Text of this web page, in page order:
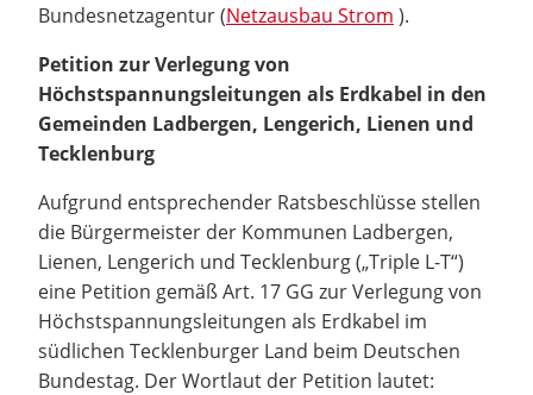
Bundesnetzagentur (Netzausbau Strom ).
Petition zur Verlegung von
Höchstspannungsleitungen als Erdkabel in den
Gemeinden Ladbergen, Lengerich, Lienen und
Tecklenburg
Aufgrund entsprechender Ratsbeschlüsse stellen
die Bürgermeister der Kommunen Ladbergen,
Lienen, Lengerich und Tecklenburg („Triple L-T“)
eine Petition gemäß Art. 17 GG zur Verlegung von
Höchstspannungsleitungen als Erdkabel im
südlichen Tecklenburger Land beim Deutschen
Bundestag. Der Wortlaut der Petition lautet: